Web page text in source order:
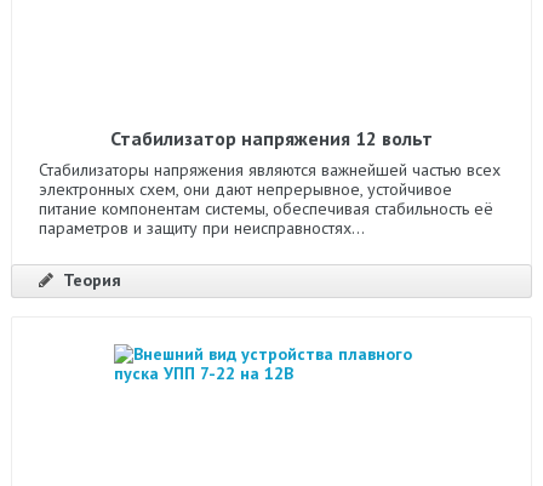
Стабилизатор напряжения 12 вольт
Стабилизаторы напряжения являются важнейшей частью всех
электронных схем, они дают непрерывное, устойчивое
питание компонентам системы, обеспечивая стабильность её
параметров и защиту при неисправностях...
Теория